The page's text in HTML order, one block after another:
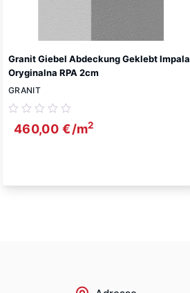
Granit Giebel Abdeckung Geklebt Impala
Oryginalna RPA 2cm
GRANIT
460,00 €/m2